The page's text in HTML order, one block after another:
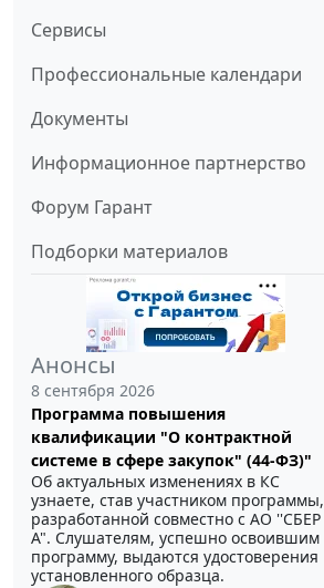
Сервисы
Профессиональные календари
Документы
Информационное партнерство
Форум Гарант
Подборки материалов
Анонсы
8 сентября 2026
Программа повышения
квалификации "О контрактной
системе в сфере закупок" (44-ФЗ)"
Об актуальных изменениях в КС
узнаете, став участником программы,
разработанной совместно с АО ''СБЕР
А". Слушателям, успешно освоившим
программу, выдаются удостоверения
установленного образца.